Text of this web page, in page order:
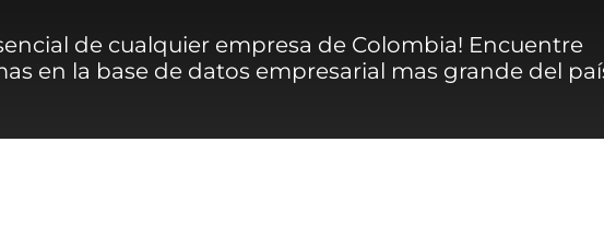
de cualquier empresa de Colombia! Encuentre
en la base de datos empresarial mas grande del